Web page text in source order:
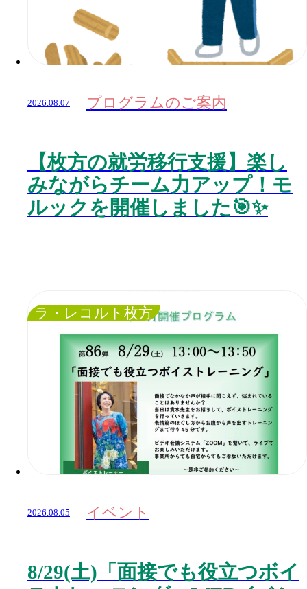
2026.08.07 プログラムのご案内
【枚方の就労移行支援】楽し
みながらチーム力アップ！モ
ルックを開催しました🎯✨
ラ・レコルト枚方
2026.08.05 イベント
8/29(土)「面接でも役立つボイ